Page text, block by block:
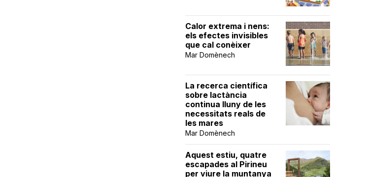
Calor extrema i nens:
els efectes invisibles
que cal conèixer
Mar Domènech
La recerca científica
sobre lactància
continua lluny de les
necessitats reals de
les mares
Mar Domènech
Aquest estiu, quatre
escapades al Pirineu
per viure la muntanya